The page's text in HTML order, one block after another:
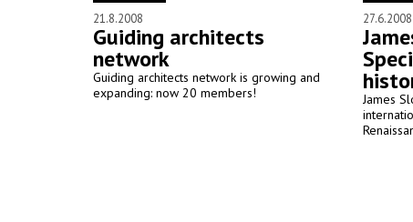
21.8.2008
Guiding architects
network
Guiding architects network is growing and
expanding: now 20 members!
27.6.2008
James